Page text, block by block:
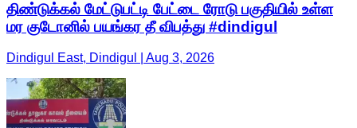
திண்டுக்கல் மேட்டுபட்டி பேட்டை ரோடு பகுதியில் உள்ள
மர குடோனில் பயங்கர தீ விபத்து #dindigul
Dindigul East, Dindigul | Aug 3, 2026